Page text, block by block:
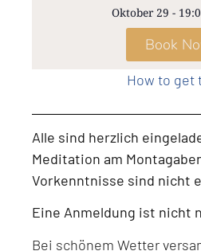
Oktober 29 -
Book
How to get
Alle sind herzlich
Meditation am
Vorkenntnisse sind nicht
Eine Anmeldung ist nicht
Bei schönem Wetter